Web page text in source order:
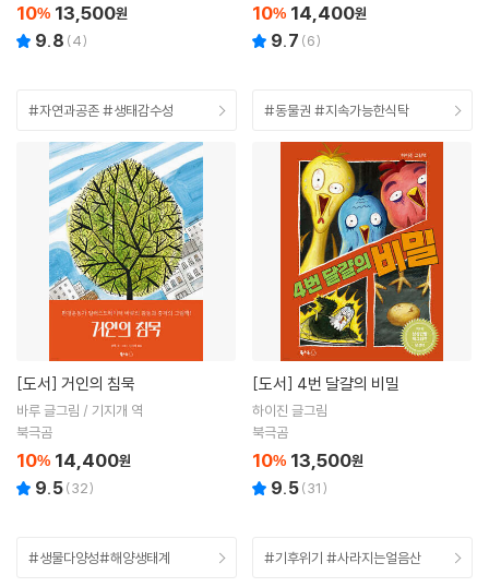
10% 13,500원
9.8 (4)
10% 14,400원
9.7 (6)
#자연과공존 #생태감수성
[도서] 거인의 침묵
바루 글그림 / 기지개 역
북극곰
10% 14,400원
9.5(32)
#동물권 #지속가능한식탁
[도서] 4번 달걀의 비밀
하이진 글그림
북극곰
10% 13,500원
9.5(31)
#생물다양성#해양생태계 #기후위기 #사라지는얼음산